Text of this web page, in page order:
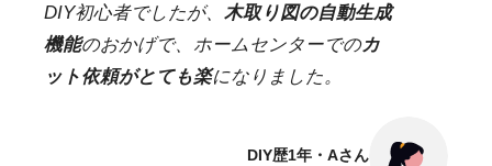
DIY初心者でしたが、 木取り図の自動生成
機能のおかげで、ホームセンターでのカ
ット依頼がとても楽になりました。
DIY歴1年・Aさん